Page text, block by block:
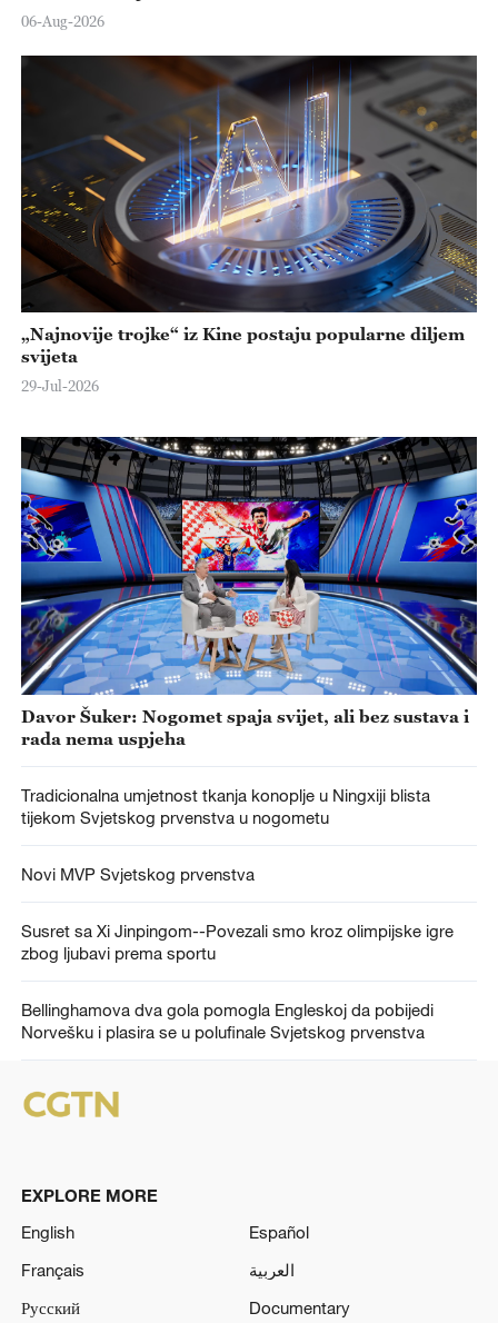
06-Aug-2026
„Najnovije trojke“ iz Kine postaju popularne diljem
svijeta
29-Jul-2026
Davor Šuker: Nogomet spaja svijet, ali bez sustava i
rada nema uspjeha
Tradicionalna umjetnost tkanja konoplje u Ningxiji blista
tijekom Svjetskog prvenstva u nogometu
Novi MVP Svjetskog prvenstva
Susret sa Xi Jinpingom--Povezali smo kroz olimpijske igre
zbog ljubavi prema sportu
Bellinghamova dva gola pomogla Engleskoj da pobijedi
Norvešku i plasira se u polufinale Svjetskog prvenstva
EXPLORE MORE
English
Español
Français
العربية
Русский
Documentary